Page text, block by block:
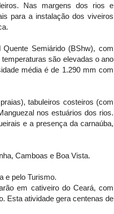
Nas margens dos rios e
para a instalação dos viveiros
Semiárido (BShw), com
são elevadas o ano
média é de 1.290 mm com
tabuleiros costeiros (com
nos estuários dos rios.
e a presença da carnaúba,
Camboas e Boa Vista.
e pelo Turismo.
em cativeiro do Ceará, com
Esta atividade gera centenas de